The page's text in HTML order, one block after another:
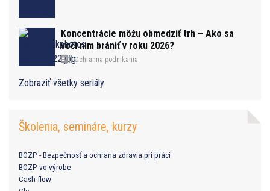
Koncentrácie môžu obmedziť trh – Ako sa
voči nim brániť v roku 2026?
Ochranna podnikania
Zobraziť všetky seriály
Školenia, semináre, kurzy
BOZP - Bezpečnosť a ochrana zdravia pri práci
BOZP vo výrobe
Cash flow